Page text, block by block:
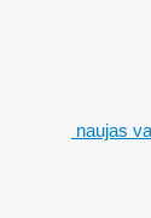
naujas